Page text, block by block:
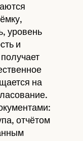
уровень
и
на
отчётом